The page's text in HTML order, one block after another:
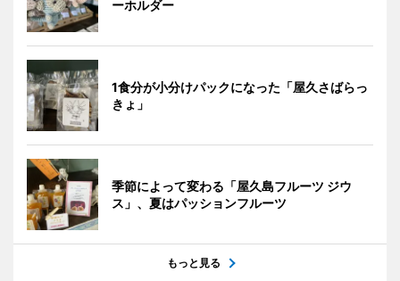
ーホルダー
1食分が小分けパックになった「屋久さばらっ
きょ」
季節によって変わる「屋久島フルーツ ジウ
ス」、夏はパッションフルーツ
もっと見る